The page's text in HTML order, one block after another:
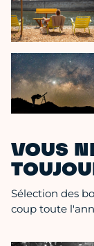
VOUS
Sélection des
coup toute